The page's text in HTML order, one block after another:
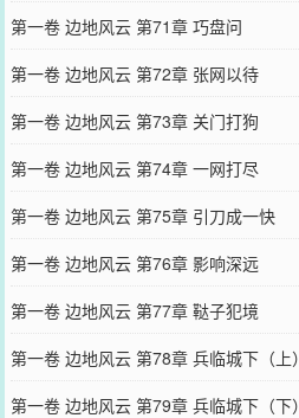
第一卷 边地风云 第71章 巧盘问
第一卷 边地风云 第72章 张网以待
第一卷 边地风云 第73章 关门打狗
第一卷 边地风云 第74章 一网打尽
第一卷 边地风云 第75章 引刀成一快
第一卷 边地风云 第76章 影响深远
第一卷 边地风云 第77章 鞑子犯境
第一卷 边地风云 第78章 兵临城下（上）
第一卷 边地风云 第79章 兵临城下（下）